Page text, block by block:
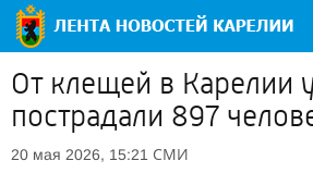
От клещей в Карелии
пострадали 897
20 мая 2026, 15:21 СМИ